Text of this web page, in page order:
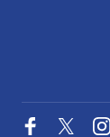
FacebookTwitter